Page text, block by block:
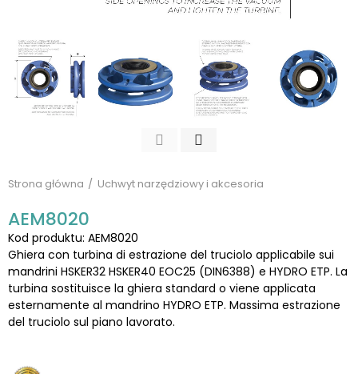
Strona główna Uchwyt narzędziowy i akcesoria
AEM8020
Kod produktu: AEM8020
Ghiera con turbina di estrazione del truciolo applicabile sui
mandrini HSKER32 HSKER40 EOC25 (DIN6388) e HYDRO ETP. La
turbina sostituisce la ghiera standard o viene applicata
esternamente al mandrino HYDRO ETP. Massima estrazione
del truciolo sul piano lavorato.